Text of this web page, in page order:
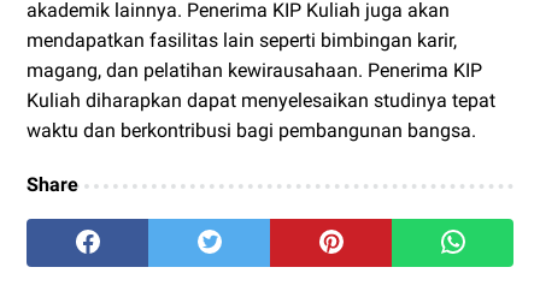
akademik lainnya. Penerima KIP Kuliah juga akan
mendapatkan fasilitas lain seperti bimbingan karir,
magang, dan pelatihan kewirausahaan. Penerima KIP
Kuliah diharapkan dapat menyelesaikan studinya tepat
waktu dan berkontribusi bagi pembangunan bangsa.
Share